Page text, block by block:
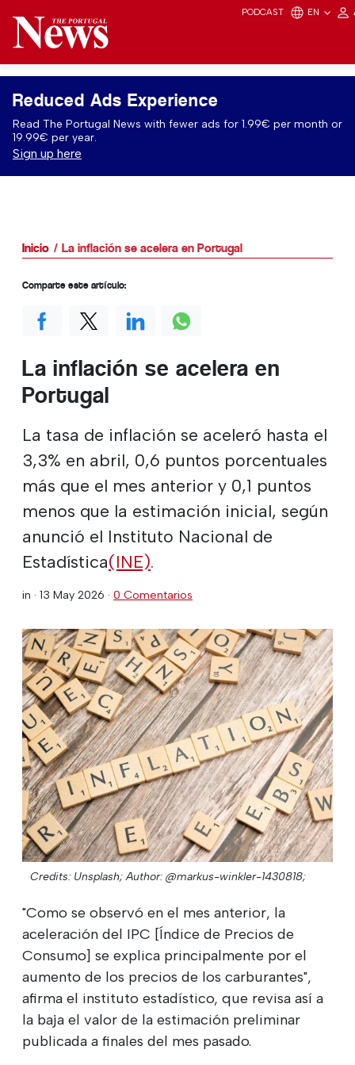
PODCAST EN
Reduced Ads Experience
Read The Portugal News with fewer ads for 1.99€ per month or
19.99€ per year.
Sign up here
Inicio La inflación se acelera en Portugal
La inflación se acelera en
Portugal
La tasa de inflación se aceleró hasta el
3,3% en abril, 0,6 puntos porcentuales
más que el mes anterior y 0,1 puntos
menos que la estimación inicial, según
anunció el Instituto Nacional de
Estadística(INE).
in · 13 May 2026 · 0 Comentarios
Credits: Unsplash; Author: @markus-winkler-1430818;
"Como se observó en el mes anterior, la
aceleración del IPC [Índice de Precios de
Consumo] se explica principalmente por el
aumento de los precios de los carburantes",
afirma el instituto estadístico, que revisa así a
la baja el valor de la estimación preliminar
publicada a finales del mes pasado.
Comparte este artículo: